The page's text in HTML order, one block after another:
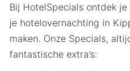
Bij HotelSpecials ontdek
je hotelovernachting in
maken. Onze Specials,
fantastische extra’s: